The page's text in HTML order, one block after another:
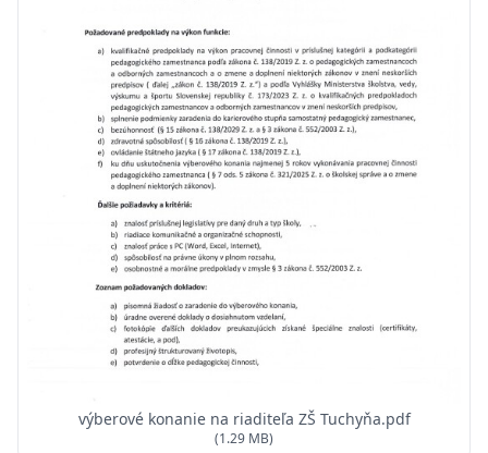
výberové konanie na riaditeľa ZŠ Tuchyňa.pdf
(1.29 MB)